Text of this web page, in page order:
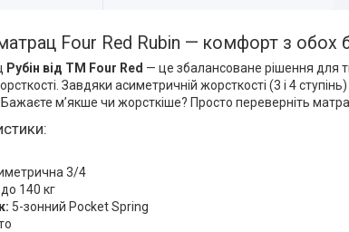
Four Red Rubin — комфорт з обох
Рубін від ТМ Four Red — це збалансоване рішення для
Завдяки асиметричній жорсткості (3 і 4
м’якше чи жорсткіше? Просто переверніть
3/4
до 140 кг
5-зонний Pocket Spring